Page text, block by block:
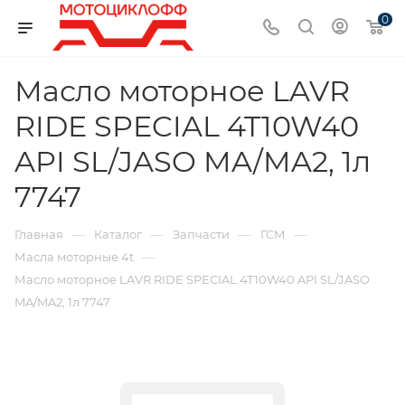
0
Масло моторное LAVR
RIDE SPECIAL 4T10W40
API SL/JASO MA/MA2, 1л
7747
Главная — Каталог — Запчасти — ГСМ —
Масла моторные 4t —
Масло моторное LAVR RIDE SPECIAL 4T10W40 API SL/JASO
MA/MA2, 1л 7747